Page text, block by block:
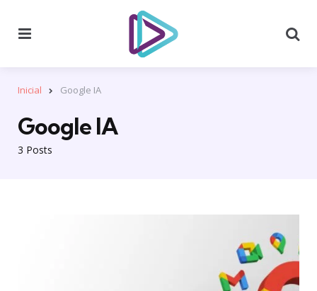
Inicial Google IA
3 Posts
Google IA